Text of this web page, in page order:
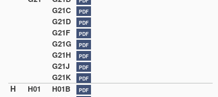
G21C PDF
G21D PDF
G21F PDF
G21G PDF
G21H PDF
G21J PDF
G21K PDF
H H01 H01B PDF